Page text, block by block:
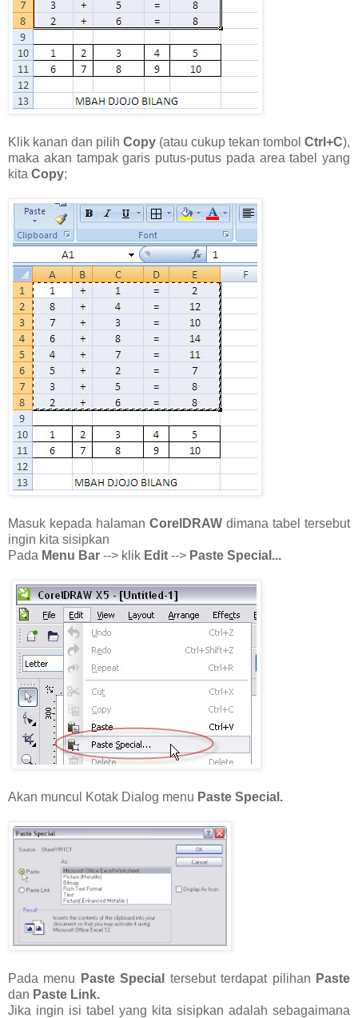
Klik kanan dan pilih Copy (atau cukup tekan tombol Ctrl+C),
maka akan tampak garis putus-putus pada area tabel yang
kita Copy;
Masuk kepada halaman CorelDRAW dimana tabel tersebut
ingin kita sisipkan
Pada Menu Bar --> klik Edit --> Paste Special...
Akan muncul Kotak Dialog menu Paste Special.
Pada menu Paste Special tersebut terdapat pilihan Paste
dan Paste Link.
Jika ingin isi tabel yang kita sisipkan adalah sebagaimana